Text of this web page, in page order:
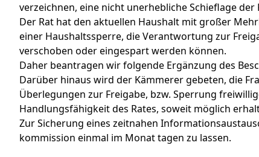
verzeichnen, eine nicht unerhebliche Schieflage
Der Rat hat den aktuellen Haushalt mit großer
einer Haushaltssperre, die Verantwortung zur
verschoben oder eingespart werden können.
Daher beantragen wir folgende Ergänzung des
Darüber hinaus wird der Kämmerer gebeten, die
Überlegungen zur Freigabe, bzw. Sperrung
Handlungsfähigkeit des Rates, soweit möglich
Zur Sicherung eines zeitnahen
kommission einmal im Monat tagen zu lassen.